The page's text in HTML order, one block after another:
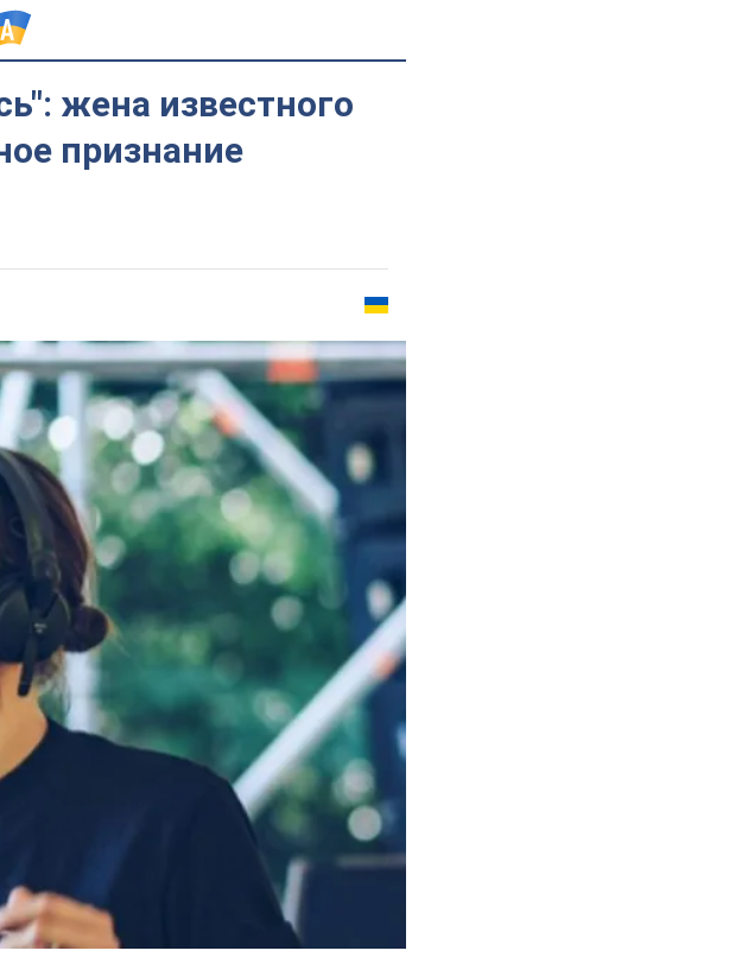
жена известного
признание